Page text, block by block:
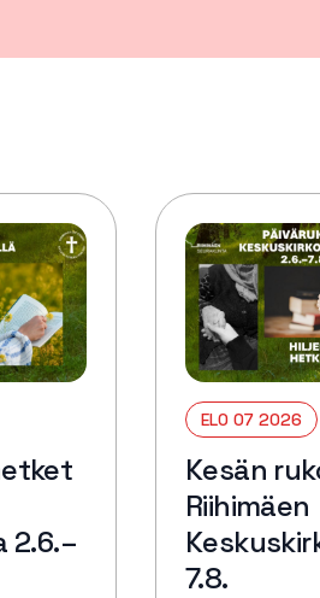
2.6.–
ELO 07 2026
Kesän
Riihimäen
7.8.